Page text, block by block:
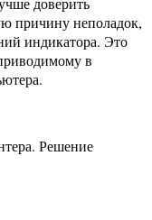
причину неполадок,
индикатора. Это
в
Решение